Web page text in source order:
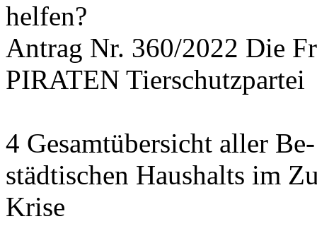
helfen?
Antrag Nr. 360/2022 Die
PIRATEN Tierschutzpartei
4 Gesamtübersicht aller
städtischen Haushalts im
Krise